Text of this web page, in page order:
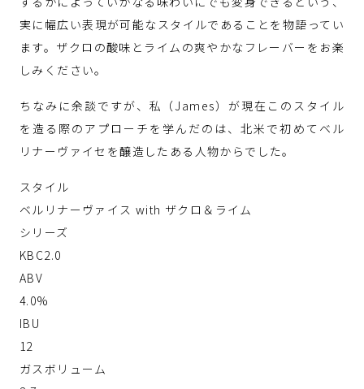
実に幅広い表現が可能なスタイルであることを物語ってい
ます。ザクロの酸味とライムの爽やかなフレーバーをお楽
しみください。
ちなみに余談ですが、私（James）が現在このスタイル
を造る際のアプローチを学んだのは、北米で初めてベル
リナーヴァイセを醸造したある人物からでした。
スタイル
ベルリナーヴァイス with ザクロ＆ライム
シリーズ
KBC2.0
ABV
4.0%
IBU
12
ガスボリューム